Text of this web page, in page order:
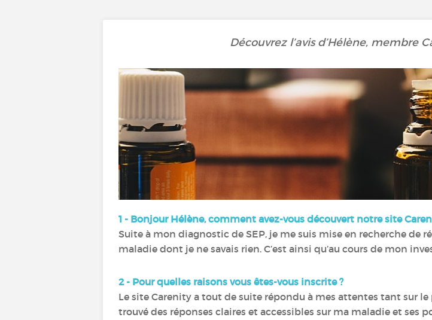
Découvrez l’avis d’Hélène, membre
1 - Bonjour Hélène, comment avez-vous découvert notre site
Suite à mon diagnostic de SEP, je me suis mise en recherche
maladie dont je ne savais rien. C’est ainsi qu’au cours de mon
2 - Pour quelles raisons vous êtes-vous inscrite ?
Le site Carenity a tout de suite répondu à mes attentes tant sur le
trouvé des réponses claires et accessibles sur ma maladie et ses